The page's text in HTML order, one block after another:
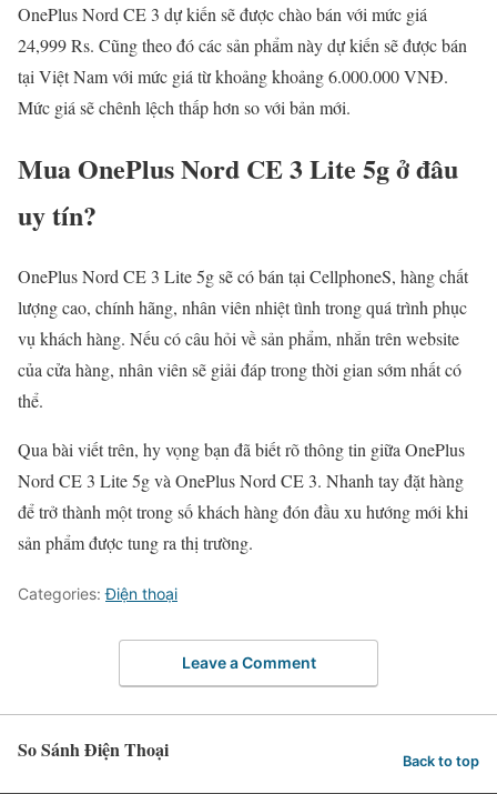
OnePlus Nord CE 3 dự kiến sẽ được chào bán với mức giá
24,999 Rs. Cũng theo đó các sản phẩm này dự kiến sẽ được bán
tại Việt Nam với mức giá từ khoảng khoảng 6.000.000 VNĐ.
Mức giá sẽ chênh lệch thấp hơn so với bản mới.
Mua OnePlus Nord CE 3 Lite 5g ở đâu
uy tín?
OnePlus Nord CE 3 Lite 5g sẽ có bán tại CellphoneS, hàng chất
lượng cao, chính hãng, nhân viên nhiệt tình trong quá trình phục
vụ khách hàng. Nếu có câu hỏi về sản phẩm, nhắn trên website
của cửa hàng, nhân viên sẽ giải đáp trong thời gian sớm nhất có
thể.
Qua bài viết trên, hy vọng bạn đã biết rõ thông tin giữa OnePlus
Nord CE 3 Lite 5g và OnePlus Nord CE 3. Nhanh tay đặt hàng
để trở thành một trong số khách hàng đón đầu xu hướng mới khi
sản phẩm được tung ra thị trường.
Categories:Điện thoại
Leave a Comment
So Sánh Điện Thoại Back to top